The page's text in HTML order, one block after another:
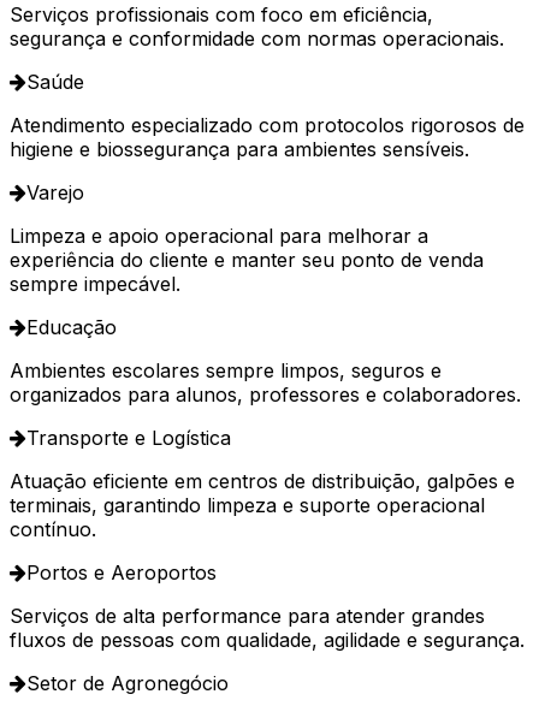
Serviços profissionais com foco em eficiência,
segurança e conformidade com normas operacionais.
Saúde
Atendimento especializado com protocolos rigorosos de
higiene e biossegurança para ambientes sensíveis.
Varejo
Limpeza e apoio operacional para melhorar a
experiência do cliente e manter seu ponto de venda
sempre impecável.
Educação
Ambientes escolares sempre limpos, seguros e
organizados para alunos, professores e colaboradores.
Transporte e Logística
Atuação eficiente em centros de distribuição, galpões e
terminais, garantindo limpeza e suporte operacional
contínuo.
Portos e Aeroportos
Serviços de alta performance para atender grandes
fluxos de pessoas com qualidade, agilidade e segurança.
Setor de Agronegócio